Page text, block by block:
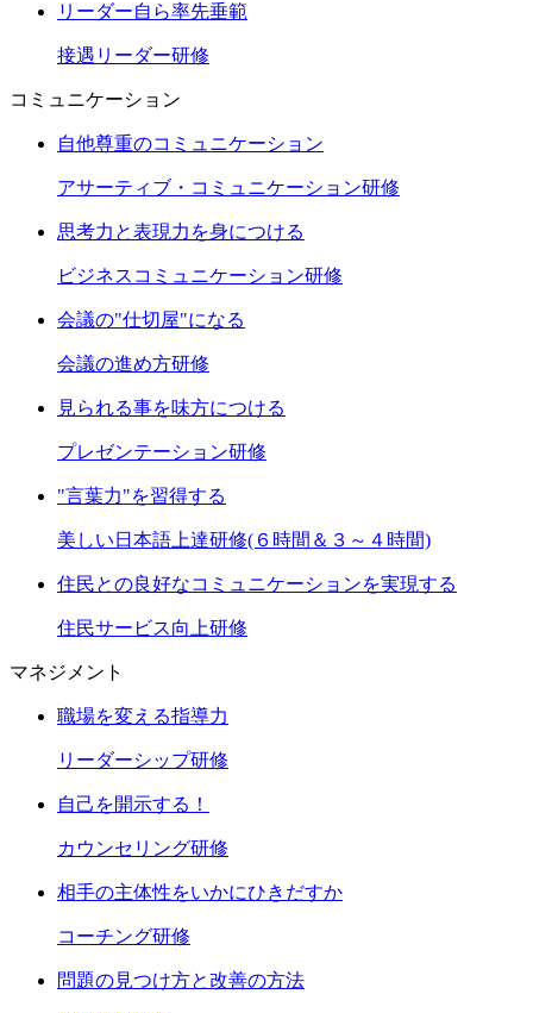
リーダー自ら率先垂範
接遇リーダー研修
コミュニケーション
自他尊重のコミュニケーション
アサーティブ・コミュニケーション研修
思考力と表現力を身につける
ビジネスコミュニケーション研修
会議の"仕切屋"になる
会議の進め方研修
見られる事を味方につける
プレゼンテーション研修
"言葉力"を習得する
美しい日本語上達研修(６時間＆３～４時間)
住民との良好なコミュニケーションを実現する
住民サービス向上研修
マネジメント
職場を変える指導力
リーダーシップ研修
自己を開示する！
カウンセリング研修
相手の主体性をいかにひきだすか
コーチング研修
問題の見つけ方と改善の方法